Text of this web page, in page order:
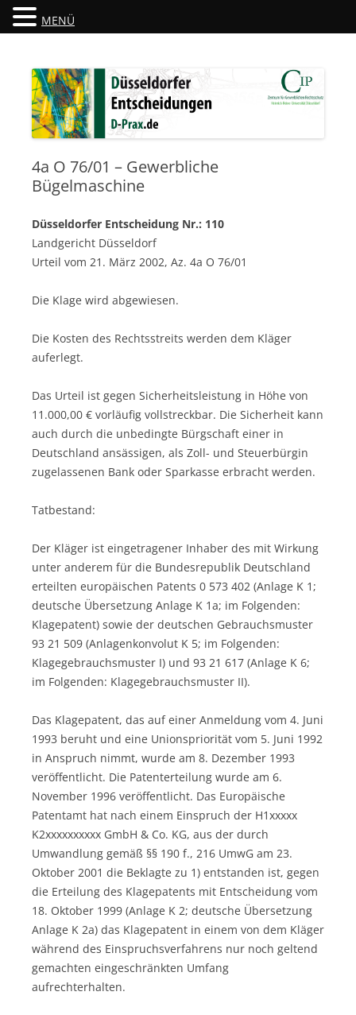
Düsseldorfer Entscheidungen
4a O 76/01 – Gewerbliche
Bügelmaschine
Düsseldorfer Entscheidung Nr.: 110
Landgericht Düsseldorf
Urteil vom 21. März 2002, Az. 4a O 76/01
Die Klage wird abgewiesen.
Die Kosten des Rechtsstreits werden dem Kläger
auferlegt.
Das Urteil ist gegen Sicherheitsleistung in Höhe von
11.000,00 € vorläufig vollstreckbar. Die Sicherheit kann
auch durch die unbedingte Bürgschaft einer in
Deutschland ansässigen, als Zoll- und Steuerbürgin
zugelassenen Bank oder Sparkasse erbracht werden.
Tatbestand:
Der Kläger ist eingetragener Inhaber des mit Wirkung
unter anderem für die Bundesrepublik Deutschland
erteilten europäischen Patents 0 573 402 (Anlage K 1;
deutsche Übersetzung Anlage K 1a; im Folgenden:
Klagepatent) sowie der deutschen Gebrauchsmuster
93 21 509 (Anlagenkonvolut K 5; im Folgenden:
Klagegebrauchsmuster I) und 93 21 617 (Anlage K 6;
im Folgenden: Klagegebrauchsmuster II).
Das Klagepatent, das auf einer Anmeldung vom 4. Juni
1993 beruht und eine Unionspriorität vom 5. Juni 1992
in Anspruch nimmt, wurde am 8. Dezember 1993
veröffentlicht. Die Patenterteilung wurde am 6.
November 1996 veröffentlicht. Das Europäische
Patentamt hat nach einem Einspruch der H1xxxxx
K2xxxxxxxxxx GmbH & Co. KG, aus der durch
Umwandlung gemäß §§ 190 f., 216 UmwG am 23.
Oktober 2001 die Beklagte zu 1) entstanden ist, gegen
die Erteilung des Klagepatents mit Entscheidung vom
18. Oktober 1999 (Anlage K 2; deutsche Übersetzung
Anlage K 2a) das Klagepatent in einem von dem Kläger
während des Einspruchsverfahrens nur noch geltend
gemachten eingeschränkten Umfang
aufrechterhalten.
MENÜ